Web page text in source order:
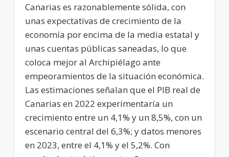
Canarias es razonablemente sólida, con
unas expectativas de crecimiento de la
economía por encima de la media estatal y
unas cuentas públicas saneadas, lo que
coloca mejor al Archipiélago ante
empeoramientos de la situación económica.
Las estimaciones señalan que el PIB real de
Canarias en 2022 experimentaría un
crecimiento entre un 4,1% y un 8,5%, con un
escenario central del 6,3%; y datos menores
en 2023, entre el 4,1% y el 5,2%. Con